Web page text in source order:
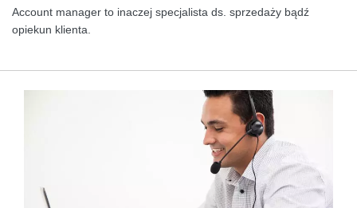
Account manager to inaczej specjalista ds. sprzedaży bądź
opiekun klienta.